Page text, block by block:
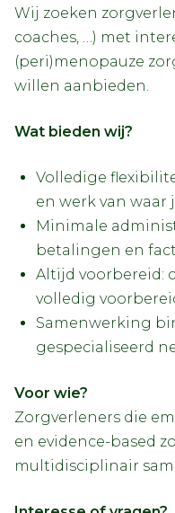
Wij zoeken
coaches, …) met
(peri)menopauze
willen aanbieden.
Wat bieden wij?
Volledige
en werk van waar
Minimale
betalingen en
Altijd voorbereid:
volledig
Samenwerking
gespecialiseerd
Voor wie?
Zorgverleners die
en evidence-based
multidisciplinair